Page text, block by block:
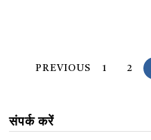
PREVIOUS 1 2
संपर्क करें